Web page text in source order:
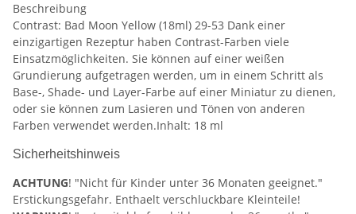
Beschreibung
Contrast: Bad Moon Yellow (18ml) 29-53 Dank einer
einzigartigen Rezeptur haben Contrast-Farben viele
Einsatzmöglichkeiten. Sie können auf einer weißen
Grundierung aufgetragen werden, um in einem Schritt als
Base-, Shade- und Layer-Farbe auf einer Miniatur zu dienen,
oder sie können zum Lasieren und Tönen von anderen
Farben verwendet werden.Inhalt: 18 ml
Sicherheitshinweis
ACHTUNG! "Nicht für Kinder unter 36 Monaten geeignet."
Erstickungsgefahr. Enthaelt verschluckbare Kleinteile!